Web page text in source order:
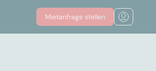
Mietanfrage stellen